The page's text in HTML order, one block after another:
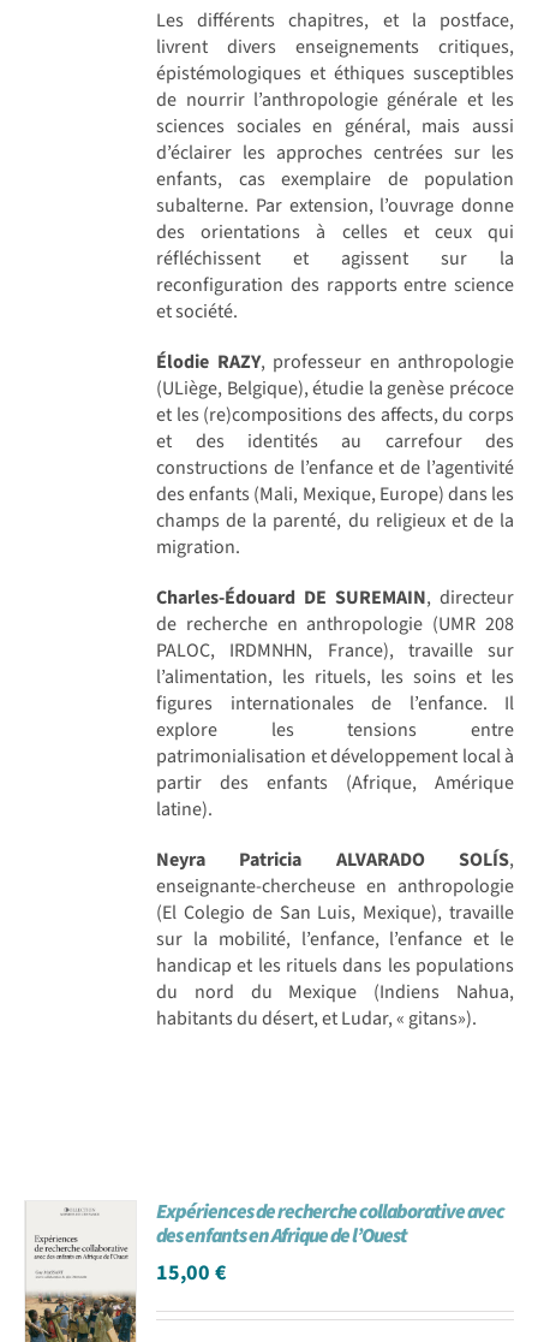
Les différents chapitres, et la postface,
livrent divers enseignements critiques,
épistémologiques et éthiques susceptibles
de nourrir l’anthropologie générale et les
sciences sociales en général, mais aussi
d’éclairer les approches centrées sur les
enfants, cas exemplaire de population
subalterne. Par extension, l’ouvrage donne
des orientations à celles et ceux qui
réfléchissent et agissent sur la
reconfiguration des rapports entre science
et société.
Élodie RAZY, professeur en anthropologie
(ULiège, Belgique), étudie la genèse précoce
et les (re)compositions des affects, du corps
et des identités au carrefour des
constructions de l’enfance et de l’agentivité
des enfants (Mali, Mexique, Europe) dans les
champs de la parenté, du religieux et de la
migration.
Charles-Édouard DE SUREMAIN, directeur
de recherche en anthropologie (UMR 208
PALOC, IRDMNHN, France), travaille sur
l’alimentation, les rituels, les soins et les
figures internationales de l’enfance. Il
explore les tensions entre
patrimonialisation et développement local à
partir des enfants (Afrique, Amérique
latine).
Neyra Patricia ALVARADO SOLÍS,
enseignante-chercheuse en anthropologie
(El Colegio de San Luis, Mexique), travaille
sur la mobilité, l’enfance, l’enfance et le
handicap et les rituels dans les populations
du nord du Mexique (Indiens Nahua,
habitants du désert, et Ludar, « gitans»).
Expériences de recherche collaborative avec
des enfants en Afrique de l’Ouest
15,00€